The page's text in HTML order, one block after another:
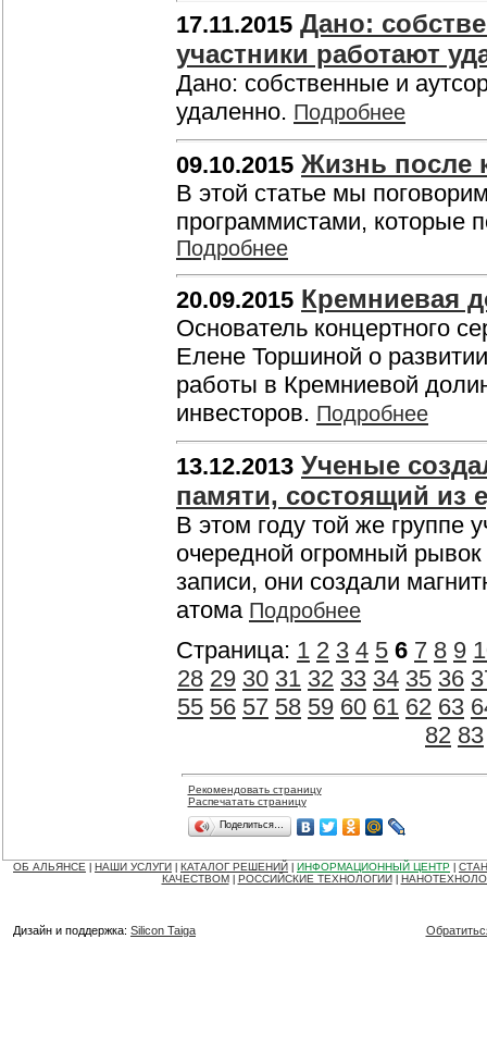
17.11.2015 Дано:
участники работают
Дано: собственные и
удаленно. Подробнее
09.10.2015 Жизнь после
В этой статье мы
программистами, которые
Подробнее
20.09.2015 Кремниевая
Основатель концертного
Елене Торшиной о
работы в Кремниевой
инвесторов. Подробнее
13.12.2013 Ученые
памяти, состоящий из
В этом году той же группе
очередной огромный
записи, они создали
атома Подробнее
Страница: 1 2 3 4 5 6 7 8 9
28 29 30 31 32 33 34 35 36
55 56 57 58 59 60 61 62 63
82 83
Рекомендовать страницу
Распечатать страницу
Поделиться…
ОБ АЛЬЯНСЕ НАШИ УСЛУГИ КАТАЛОГ РЕШЕНИЙ ИНФОРМАЦИОННЫЙ ЦЕНТР
КАЧЕСТВОМ
РОССИЙСКИЕ ТЕХНОЛОГИИ
Дизайн и поддержка: Silicon Taiga